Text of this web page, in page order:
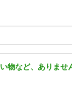
物など、ありませ